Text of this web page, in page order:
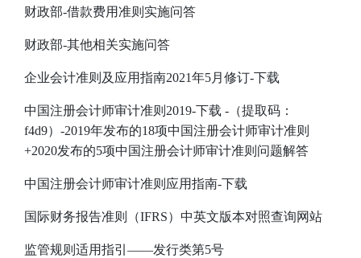
财政部-借款费用准则实施问答
财政部-其他相关实施问答
企业会计准则及应用指南2021年5月修订-下载
中国注册会计师审计准则2019-下载 -（提取码：
f4d9）-2019年发布的18项中国注册会计师审计准则
+2020发布的5项中国注册会计师审计准则问题解答
中国注册会计师审计准则应用指南-下载
国际财务报告准则（IFRS）中英文版本对照查询网站
监管规则适用指引——发行类第5号